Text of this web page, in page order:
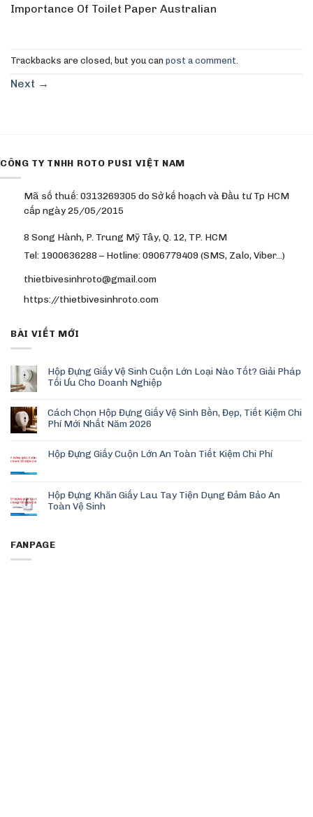
Importance Of Toilet Paper Australian
Trackbacks are closed, but you can post a comment.
Next →
CÔNG TY TNHH ROTO PUSI VIỆT NAM
Mã số thuế: 0313269305 do Sở kế hoạch và Đầu tư Tp HCM
cấp ngày 25/05/2015
8 Song Hành, P. Trung Mỹ Tây, Q. 12, TP. HCM
Tel: 1900636288 – Hotline: 0906779409 (SMS, Zalo, Viber…)
thietbivesinhroto@gmail.com
https://thietbivesinhroto.com
BÀI VIẾT MỚI
Hộp Đựng Giấy Vệ Sinh Cuộn Lớn Loại Nào Tốt? Giải Pháp
Tối Ưu Cho Doanh Nghiệp
Cách Chọn Hộp Đựng Giấy Vệ Sinh Bền, Đẹp, Tiết Kiệm Chi
Phí Mới Nhất Năm 2026
Hộp Đựng Giấy Cuộn Lớn An Toàn Tiết Kiệm Chi Phí
Hộp Đựng Khăn Giấy Lau Tay Tiện Dụng Đảm Bảo An
Toàn Vệ Sinh
FANPAGE